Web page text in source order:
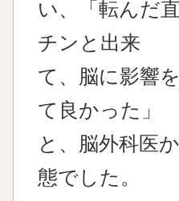
い、「転んだ
チンと出来
て、脳に影響
て良かった」
と、脳外科医
態でした。